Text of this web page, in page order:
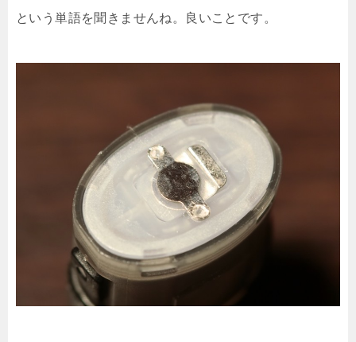
という単語を聞きませんね。良いことです。